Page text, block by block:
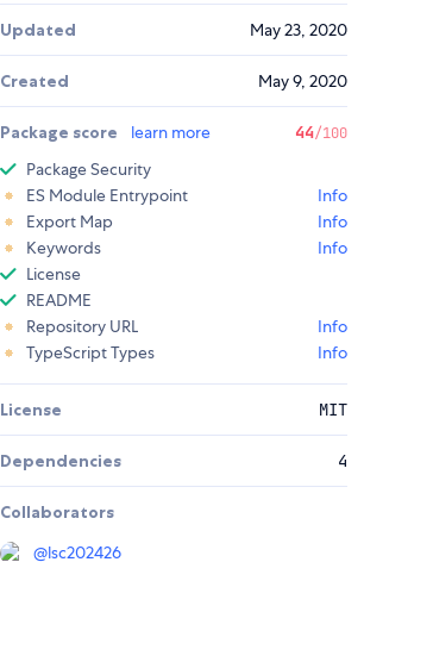
Updated May 23, 2020
Created May 9, 2020
Package score learn more 44/100
Package Security
ES Module Entrypoint
Info
Export Map
Info
Keywords
Info
License
README
Repository URL
Info
TypeScript Types
Info
License MIT
Dependencies 4
Collaborators
@lsc202426